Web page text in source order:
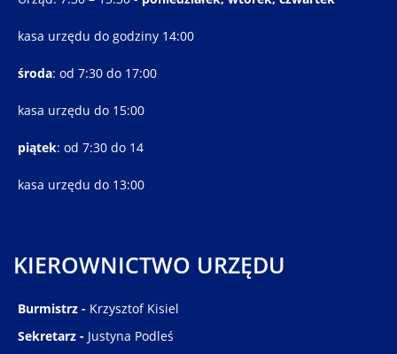
kasa urzędu do godziny 14:00
środa: od 7:30 do 17:00
kasa urzędu do 15:00
piątek: od 7:30 do 14
kasa urzędu do 13:00
KIEROWNICTWO URZĘDU
Burmistrz - Krzysztof Kisiel
Sekretarz - Justyna Podleś